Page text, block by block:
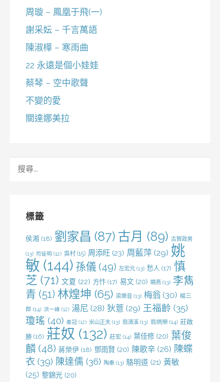
周璇 – 鳳凰于飛(一)
謝采妘 – 千言萬語
陳淑樺 – 寒雨曲
22 永遠是個小娃娃
蔡琴 – 空中歌聲
不變的愛
關達娜美拉
標籤
侯湘 (18) 劉家昌 (87) 古月 (89) 古賀政男
(13) 司徒明 (12) 吳村 (15) 周添旺 (23) 周藍萍 (29) 姚
敏 (144) 孫儀 (49) 左宏元 (13) 愁人 (17) 慎
芝 (71) 文夏 (22) 方忭 (17) 易文 (20) 曉燕 (13) 李雋
青 (51) 林煌坤 (65) 梁樂音 (13) 梅翁 (30) 楊三
郎 (14) 洪一峰 (12) 湯尼 (28) 狄薏 (29) 王福齡 (35)
瓊瑤 (40) 秦冠 (12) 米山正夫 (13) 翁清溪 (13) 翁炳榮 (14) 莊啟
勝 (16) 莊奴 (132) 莊宏 (14) 葉佳修 (20) 葉俊
麟 (48) 蔣榮伊 (18) 鄧雨賢 (20) 陳歌辛 (26) 陳蝶
衣 (39) 陳達儒 (36) 陶秦 (13) 駱明道 (21) 黃敏
(25) 黎錦光 (20)